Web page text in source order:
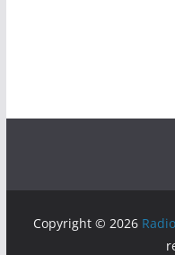
Copyright © 2026